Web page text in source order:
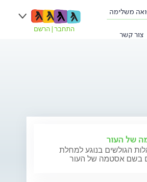
משלימה
צור קשר
התחבר הרשם
של העור
הגולשים בנוגע למחלת
בשם אסטמה של העור